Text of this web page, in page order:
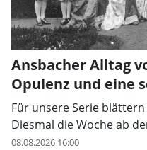
Ansbacher Alltag
Opulenz und eine
Für unsere Serie
Diesmal die Woche ab
08.08.2026 16:00